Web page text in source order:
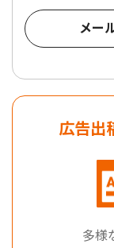
メー
広告出
多様